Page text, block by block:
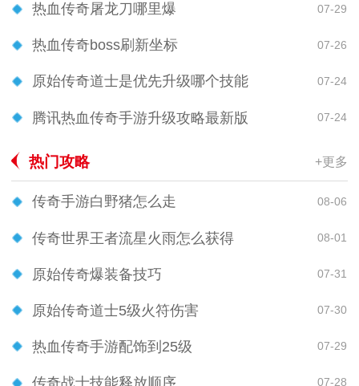
热血传奇屠龙刀哪里爆 07-29
热血传奇boss刷新坐标 07-26
原始传奇道士是优先升级哪个技能 07-24
腾讯热血传奇手游升级攻略最新版 07-24
热门攻略 +更多
传奇手游白野猪怎么走 08-06
传奇世界王者流星火雨怎么获得 08-01
原始传奇爆装备技巧 07-31
原始传奇道士5级火符伤害 07-30
热血传奇手游配饰到25级 07-29
传奇战士技能释放顺序 07-28